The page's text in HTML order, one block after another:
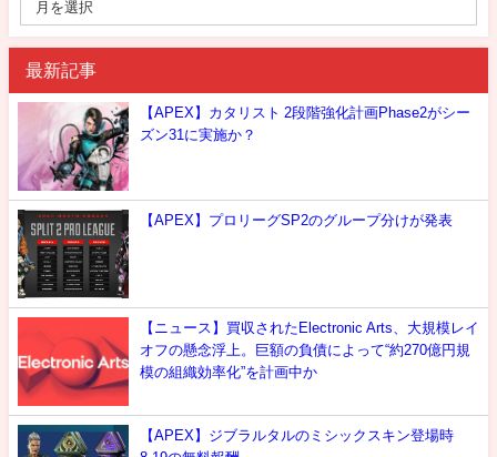
最新記事
【APEX】カタリスト 2段階強化計画Phase2がシー
ズン31に実施か？
【APEX】プロリーグSP2のグループ分けが発表
【ニュース】買収されたElectronic Arts、大規模レイ
オフの懸念浮上。巨額の負債によって“約270億円規
模の組織効率化”を計画中か
【APEX】ジブラルタルのミシックスキン登場時